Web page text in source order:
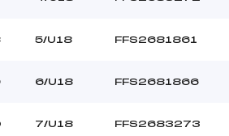
5/U18 FFS2681861
6/U18 FFS2681866
7/U18 FFS2683273